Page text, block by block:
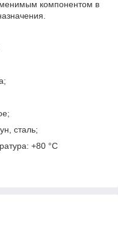
компонентом в
сталь;
+80 °С